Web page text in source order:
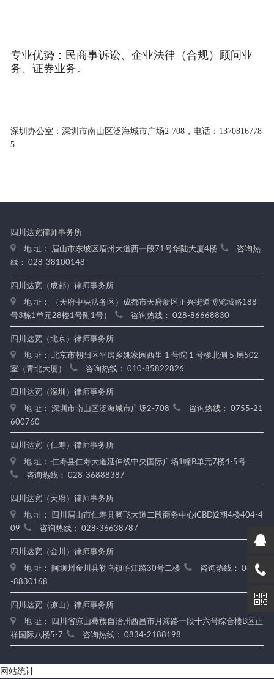
专业优势：民商事诉讼、企业法律（合规）顾问业
务、证券业务。
深圳办公室：深圳市南山区泛海城市广场2-708，电话：1370816778
5
四川达宽律师事务所
地 址： 眉山市东坡区眉州大道西一段71号华陆大厦4楼
咨询热
线： 028-38100148
四川达宽（成都）律师事务所
地 址： （天府中央法务区）成都市天府新区正兴街道博览城路188
号3栋1单元28楼1号附1号）
咨询热线： 028-86668830
四川达宽（北京）律师事务所
地 址： 北京市朝阳区平房乡姚家园西里 1 号院 1 号楼北侧 5 层502
室（青北大厦）
咨询热线： 010-85822826
四川达宽（深圳）律师事务所
地 址： 深圳市南山区泛海城市广场2-708
咨询热线： 0755-21
600760
四川达宽（仁寿）律师事务所
地 址： 仁寿县仁寿大道延伸线中央国际广场1幢B单元7楼4-5号
咨询热线： 028-36888387
四川达宽（天府）律师事务所
地 址： 四川眉山市仁寿县腾飞大道二段商务中心(CBD)2期4楼404-4
09
咨询热线： 028-36638787
四川达宽（金川）律师事务所
地 址： 阿坝州金川县勒乌镇临江路30号二楼
咨询热线： 0837
-8830168
四川达宽（凉山）律师事务所
地 址： 四川省凉山彝族自治州西昌市月海路一段十六号综合楼B区正
祥国际八楼5-7
咨询热线： 0834-2188198
网站统计